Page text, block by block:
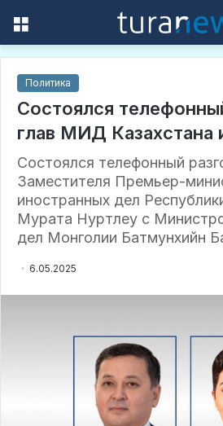
Политика
Состоялся
глав МИД Казахстана
Состоялся телефонный
Заместителя Премьер-
иностранных дел
Мурата Нуртлеу с
дел Монголии Батмунхийн
6.05.2025